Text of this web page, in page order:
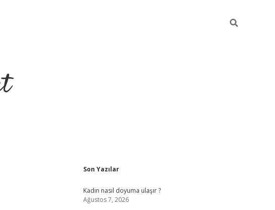
Sidebar
Son Yazılar
Kadın nasıl doyuma ulaşır ?
Ağustos 7, 2026